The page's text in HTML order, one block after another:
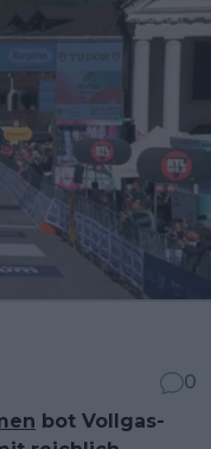
0
bot Vollgas-